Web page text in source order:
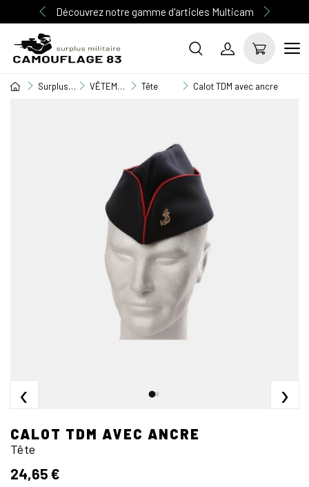
Découvrez notre gamme d'articles Multicam
Surplus Militaire VÊTEMENT MILITAIRE Tête Calot TDM avec ancre
‹ ›
CALOT TDM AVEC ANCRE
Tête
24,65 €